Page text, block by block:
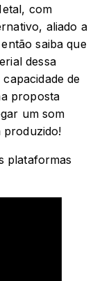
com
aliado a
saiba que
dessa
de
proposta
um som
produzido!
plataformas